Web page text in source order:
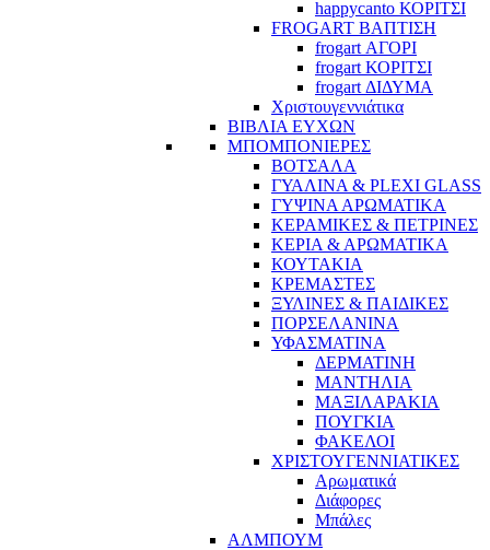
happycanto ΚΟΡΙΤΣΙ
FROGART ΒΑΠΤΙΣΗ
frogart ΑΓΟΡΙ
frogart ΚΟΡΙΤΣΙ
frogart ΔΙΔΥΜΑ
Χριστουγεννιάτικα
ΒΙΒΛΙΑ ΕΥΧΩΝ
ΜΠΟΜΠΟΝΙΕΡΕΣ
ΒΟΤΣΑΛΑ
ΓΥΑΛΙΝΑ & PLEXI GLASS
ΓΥΨΙΝΑ ΑΡΩΜΑΤΙΚΑ
ΚΕΡΑΜΙΚΕΣ & ΠΕΤΡΙΝΕΣ
ΚΕΡΙΑ & ΑΡΩΜΑΤΙΚΑ
ΚΟΥΤΑΚΙΑ
ΚΡΕΜΑΣΤΕΣ
ΞΥΛΙΝΕΣ & ΠΑΙΔΙΚΕΣ
ΠΟΡΣΕΛΑΝΙΝΑ
ΥΦΑΣΜΑΤΙΝA
ΔΕΡΜΑΤΙΝΗ
ΜΑΝΤΗΛΙΑ
ΜΑΞΙΛΑΡΑΚΙΑ
ΠΟΥΓΚΙΑ
ΦΑΚΕΛΟΙ
ΧΡΙΣΤΟΥΓΕΝΝΙΑΤΙΚΕΣ
Αρωματικά
Διάφορες
Μπάλες
ΑΛΜΠΟΥΜ